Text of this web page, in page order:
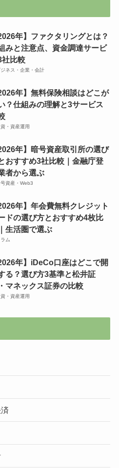
2026年】ファクタリングとは？
みと注意点、資金調達サービ
社比較
ジネス・企業・会計
2026年】無料保険相談はどこが
？仕組みの理解と3サービス
・資産運用
2026年】暗号資産取引所の選び
おすすめ3社比較｜金融庁登
者から選ぶ
資産・Web3
2026年】年会費無料クレジット
ドの選び方とおすすめ4枚比
生活圏で選ぶ
ム
2026年】iDeCo口座はどこで開
る？選び方3基準と松井証
マネックス証券の比較
・資産運用